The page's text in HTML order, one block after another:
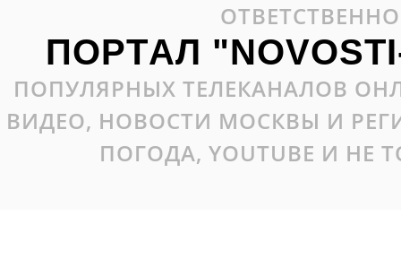
ПОРТАЛ
ПОПУЛЯРНЫХ ТЕЛЕКАНАЛОВ
ВИДЕО, НОВОСТИ МОСКВЫ И
ПОГОДА, YOUTUBE И